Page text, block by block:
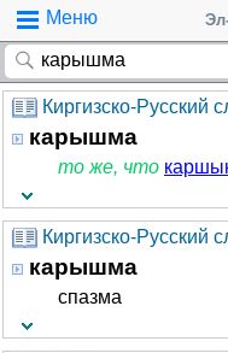
Меню
Киргизско-Русский
карышма
то же, что
Киргизско-Русский
карышма
спазма